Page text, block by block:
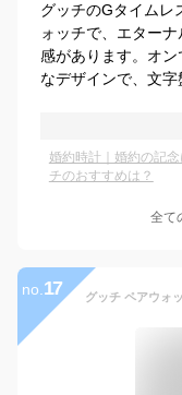
グッチのGタイムレ
ォッチで、エター
感があります。オ
なデザインで、文字
婚約時計｜婚約の記
チのおすすめは？
全て
no. 17